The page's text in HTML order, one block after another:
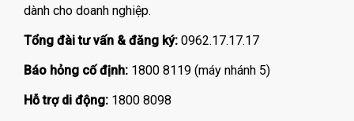
dành cho doanh nghiệp.
Tổng đài tư vấn & đăng ký: 0962.17.17.17
Báo hỏng cố định: 1800 8119 (máy nhánh 5)
Hỗ trợ di động: 1800 8098